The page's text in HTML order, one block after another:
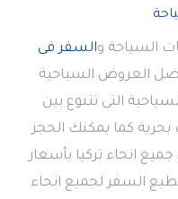
السياحة والسفر فى
العروض السياحية
التى تتنوع بين
كما يمكنك الحجز
انحاء تركيا بأسعار
السفر لجميع انحاء